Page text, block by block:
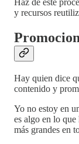
Haz de este
y recursos
Hay quien dice
contenido y
Yo no estoy en
es algo en lo que
más grandes en